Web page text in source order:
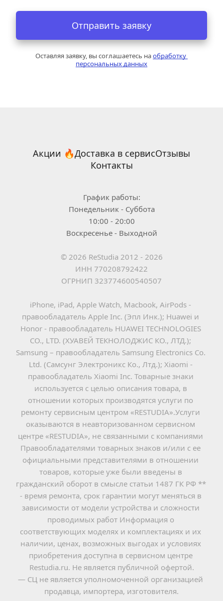
Отправить заявку
Оставляя заявку, вы соглашаетесь на обработку
персональных данных
Акции 🔥Доставка в сервисОтзывы
Контакты
График работы:
Понедельник - Суббота
10:00 - 20:00
Воскресенье - Выходной
© 2026 ReStudia 2012 - 2026
ИНН 770208792422
ОГРНИП 323774600540507
iPhone, iPad, Apple Watch, Macbook, AirPods -
правообладатель Apple Inc. (Эпл Инк.); Huawei и
Honor - правообладатель HUAWEI TECHNOLOGIES
CO., LTD. (ХУАВЕЙ ТЕКНОЛОДЖИС КО., ЛТД.);
Samsung – правообладатель Samsung Electronics Co.
Ltd. (Самсунг Электроникс Ко., Лтд.); Xiaomi -
правообладатель Xiaomi Inc. Товарные знаки
используется с целью описания товара, в
отношении которых производятся услуги по
ремонту сервисным центром «RESTUDIA».Услуги
оказываются в неавторизованном сервисном
центре «RESTUDIA», не связанными с компаниями
Правообладателями товарных знаков и/или с ее
официальными представителями в отношении
товаров, которые уже были введены в
гражданский оборот в смысле статьи 1487 ГК РФ **
- время ремонта, срок гарантии могут меняться в
зависимости от модели устройства и сложности
проводимых работ Информация о
соответствующих моделях и комплектациях и их
наличии, ценах, возможных выгодах и условиях
приобретения доступна в сервисном центре
Restudia.ru. Не является публичной офертой.
— СЦ не является уполномоченной организацией
продавца, импортера, изготовителя.